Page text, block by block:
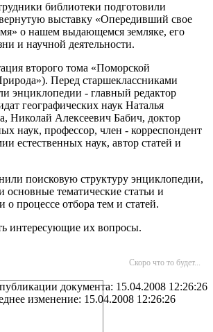
библиотеки подготовили
выставку «Опередивший свое
о нашем выдающемся земляке, его
и научной деятельности.
второго тома «Поморской
Перед старшеклассниками
энциклопедии - главный редактор
географических наук Наталья
Николай Алексеевич Бабич, доктор
наук, профессор, член - корреспондент
естественных наук, автор статей и
поисковую структуру энциклопедии,
основные тематические статьи и
о процессе отбора тем и статей.
интересующие их вопросы.
Скоро что то будет...
документа: 15.04.2008 12:26:26
изменение: 15.04.2008 12:26:26